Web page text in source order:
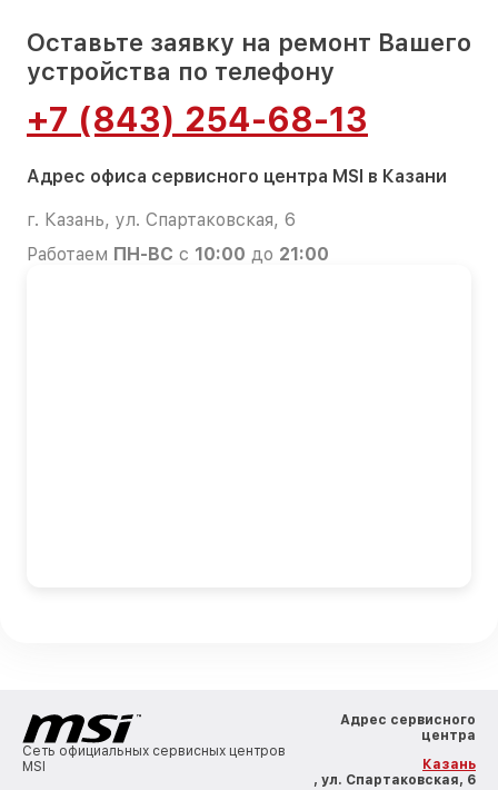
Оставьте заявку на ремонт Вашего
устройства по телефону
+7 (843) 254-68-13
Адрес офиса сервисного центра MSI в Казани
г. Казань, ул. Спартаковская, 6
Работаем ПН-ВС с 10:00 до 21:00
Сеть официальных сервисных центров
MSI
Адрес сервисного
центра
Казань
, ул. Спартаковская, 6